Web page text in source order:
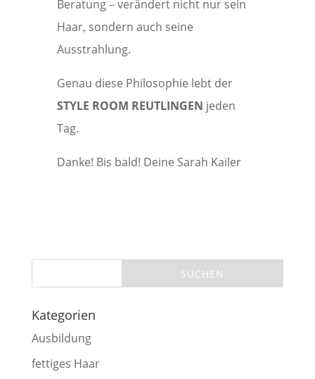
Beratung – verändert nicht nur sein
Haar, sondern auch seine
Ausstrahlung.
Genau diese Philosophie lebt der
STYLE ROOM REUTLINGEN jeden
Tag.
Danke! Bis bald! Deine Sarah Kailer
Kategorien
Ausbildung
fettiges Haar